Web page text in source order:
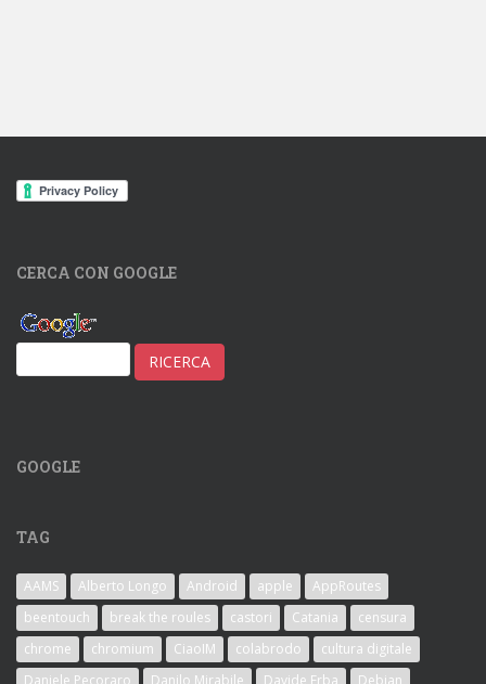
CERCA CON GOOGLE
GOOGLE
TAG
AAMS Alberto Longo Android apple
AppRoutes
beentouch
break the roules castori Catania
censura
chrome
chromium CiaoIM colabrodo
cultura digitale